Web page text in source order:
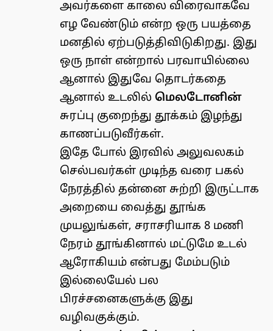
அவர்களை காலை விரைவாகவே
எழ வேண்டும் என்ற ஒரு பயத்தை
மனதில் ஏற்படுத்திவிடுகிறது. இது
ஒரு நாள் என்றால் பரவாயில்லை
ஆனால் இதுவே தொடர்கதை
ஆனால் உடலில் மெலடோனின்
சுரப்பு குறைந்து தூக்கம் இழந்து
காணப்படுவீர்கள்.
இதே போல் இரவில் அலுவலகம்
செல்பவர்கள் முடிந்த வரை பகல்
நேரத்தில் தன்னை சுற்றி இருட்டாக
அறையை வைத்து தூங்க
முயலுங்கள், சராசரியாக 8 மணி
நேரம் தூங்கினால் மட்டுமே உடல்
ஆரோகியம் என்பது மேம்படும்
இல்லையேல் பல
பிரச்சனைகளுக்கு இது
வழிவகுக்கும்.